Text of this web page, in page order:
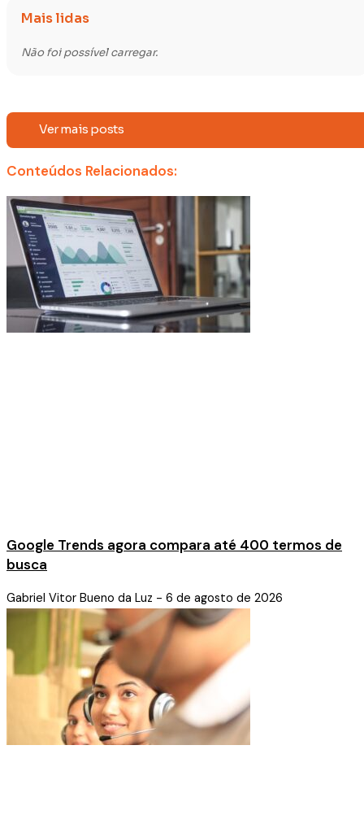
Mais lidas
Não foi possível carregar.
Ver mais posts
Conteúdos Relacionados:
Google Trends agora compara até 400 termos de
busca
Gabriel Vitor Bueno da Luz 6 de agosto de 2026